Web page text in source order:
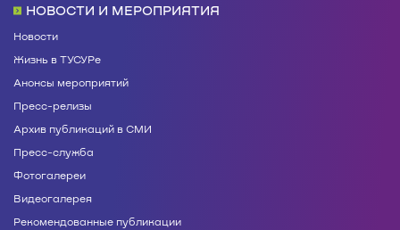
НОВОСТИ И МЕРОПРИЯТИЯ
Новости
Жизнь в ТУСУРе
Анонсы мероприятий
Пресс-релизы
Архив публикаций в СМИ
Пресс-служба
Фотогалереи
Видеогалерея
Рекомендованные публикации